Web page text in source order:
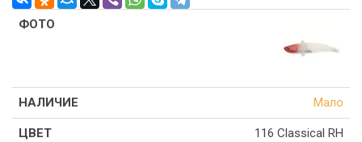
Мало
116 Classical RH